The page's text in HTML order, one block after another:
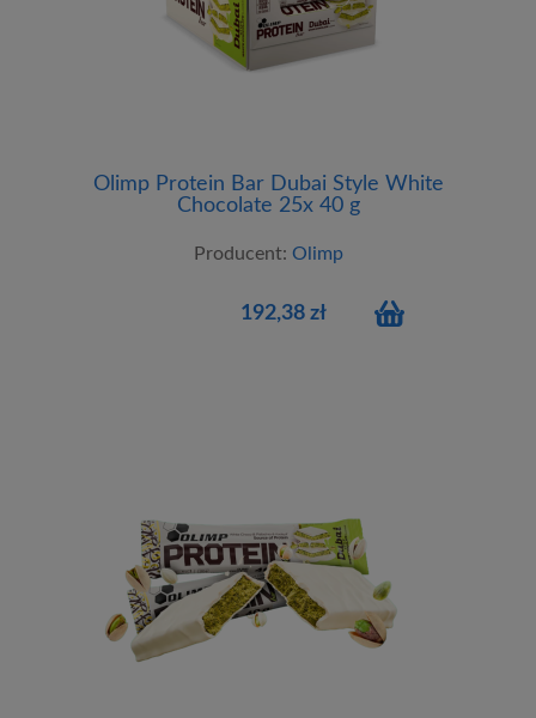
Olimp Protein Bar Dubai Style White
Chocolate 25x 40 g
Producent: Olimp
192,38 zł